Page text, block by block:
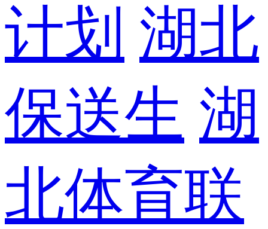
计划 湖北
保送生 湖
北体育联